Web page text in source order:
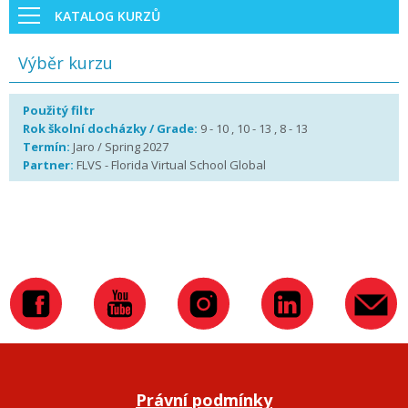
KATALOG KURZŮ
Výběr kurzu
Použitý filtr
Rok školní docházky / Grade: 9 - 10 , 10 - 13 , 8 - 13
Termín: Jaro / Spring 2027
Partner: FLVS - Florida Virtual School Global
Právní podmínky